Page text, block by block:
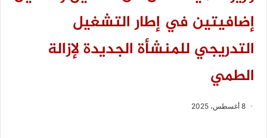
إضافيتين في إطار التشغيل
التدريجي للمنشأة الجديدة لإزالة
الطمي
8 أغسطس، 2025